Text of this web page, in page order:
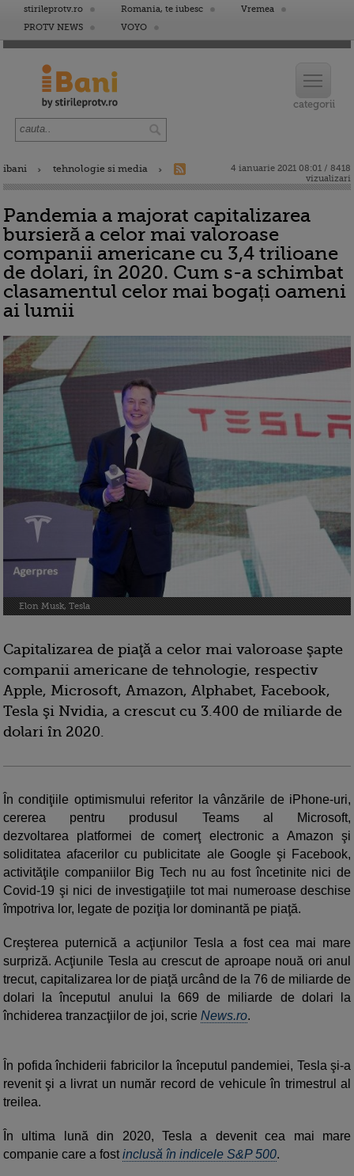
stirileprotv.ro Romania, te iubesc
Vremea
PROTV NEWS
VOYO
ibani tehnologie si media
4 ianuarie 2021 08:01 / 8418
vizualizari
Pandemia a majorat capitalizarea
bursieră a celor mai valoroase
companii americane cu 3,4 trilioane
de dolari, în 2020. Cum s-a schimbat
clasamentul celor mai bogați oameni
ai lumii
Elon Musk, Tesla
Capitalizarea de piaţă a celor mai valoroase şapte
companii americane de tehnologie, respectiv
Apple, Microsoft, Amazon, Alphabet, Facebook,
Tesla şi Nvidia, a crescut cu 3.400 de miliarde de
dolari în 2020.
În condiţiile optimismului referitor la vânzările de iPhone-uri,
cererea pentru produsul Teams al Microsoft,
dezvoltarea platformei de comerţ electronic a Amazon şi
soliditatea afacerilor cu publicitate ale Google şi Facebook,
activităţile companiilor Big Tech nu au fost încetinite nici de
Covid-19 şi nici de investigaţiile tot mai numeroase deschise
împotriva lor, legate de poziţia lor dominantă pe piaţă.
Creşterea puternică a acţiunilor Tesla a fost cea mai mare
surpriză. Acţiunile Tesla au crescut de aproape nouă ori anul
trecut, capitalizarea lor de piaţă urcând de la 76 de miliarde de
dolari la începutul anului la 669 de miliarde de dolari la
închiderea tranzacţiilor de joi, scrie News.ro.
În pofida închiderii fabricilor la începutul pandemiei, Tesla şi-a
revenit şi a livrat un număr record de vehicule în trimestrul al
treilea.
În ultima lună din 2020, Tesla a devenit cea mai mare
companie care a fostinclusă în indicele S&P 500.